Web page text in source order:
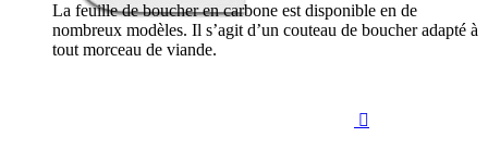

La feuille de boucher en carbone est disponible en de
nombreux modèles. Il s’agit d’un couteau de boucher adapté à
tout morceau de viande.